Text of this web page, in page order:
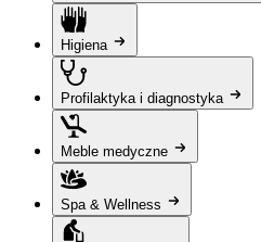
Higiena
Profilaktyka i diagnostyka
Meble medyczne
Spa & Wellness